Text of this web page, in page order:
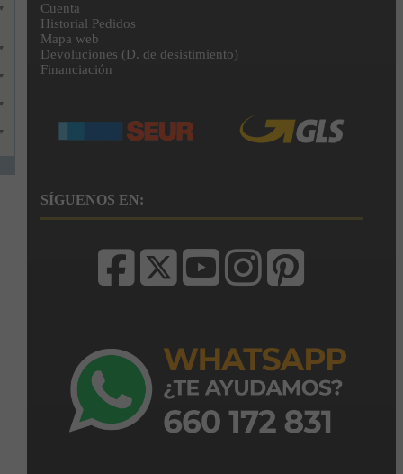
Cuenta
Historial Pedidos
Mapa web
Devoluciones (D. de desistimiento)
Financiación
SÍGUENOS EN: